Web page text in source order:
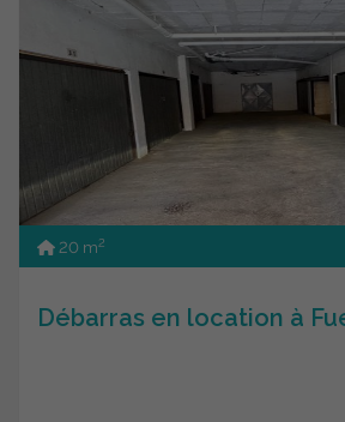
20 m2
Débarras en location à